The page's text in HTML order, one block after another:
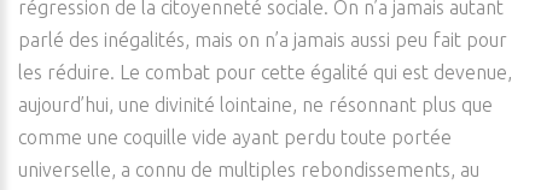
régression de la citoyenneté sociale. On n’a jamais autant
parlé des inégalités, mais on n’a jamais aussi peu fait pour
les réduire. Le combat pour cette égalité qui est devenue,
aujourd’hui, une divinité lointaine, ne résonnant plus que
comme une coquille vide ayant perdu toute portée
universelle, a connu de multiples rebondissements, au